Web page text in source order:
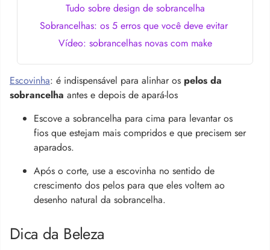
Tudo sobre design de sobrancelha
Sobrancelhas: os 5 erros que você deve evitar
Vídeo: sobrancelhas novas com make
Escovinha: é indispensável para alinhar os pelos da
sobrancelha antes e depois de apará-los
Escove a sobrancelha para cima para levantar os
fios que estejam mais compridos e que precisem ser
aparados.
Após o corte, use a escovinha no sentido de
crescimento dos pelos para que eles voltem ao
desenho natural da sobrancelha.
Dica da Beleza